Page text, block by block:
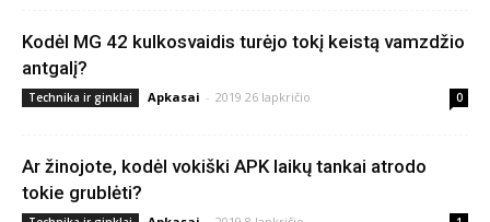
Kodėl MG 42 kulkosvaidis turėjo tokį keistą vamzdžio
antgalį?
Technika ir ginklai Apkasai - 2019 26 lapkričio 0
Ar žinojote, kodėl vokiški APK laikų tankai atrodo
tokie grublėti?